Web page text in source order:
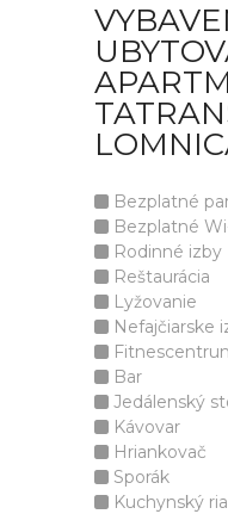
Bezplatné
Bezplatné
Rodinné izby
Reštaurácia
Lyžovanie
Nefajčiarske
Bar
Jedálenský
Kávovar
Hriankovač
Sporák
Kuchynský